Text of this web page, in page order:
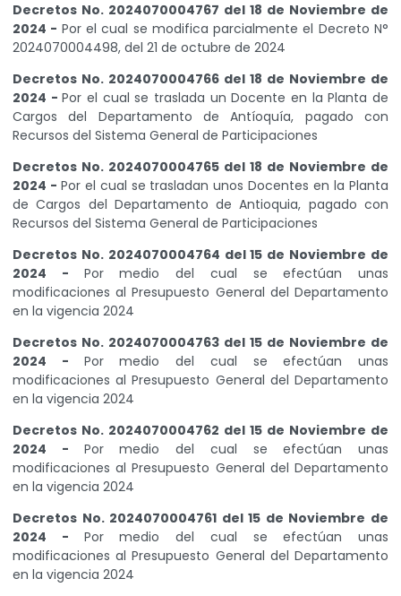
Decretos No. 2024070004767 del 18 de Noviembre de
2024 - Por el cual se modifica parcialmente el Decreto N°
2024070004498, del 21 de octubre de 2024
Decretos No. 2024070004766 del 18 de Noviembre de
2024 -Por el cual se traslada un Docente en la Planta de
Cargos del Departamento de Antíoquía, pagado con
Recursos del Sistema General de Participaciones
Decretos No. 2024070004765 del 18 de Noviembre de
2024 - Por el cual se trasladan unos Docentes en la Planta
de Cargos del Departamento de Antioquia, pagado con
Recursos del Sistema General de Participaciones
Decretos No. 2024070004764 del 15 de Noviembre de
2024 - Por medio del cual se efectúan unas
modificaciones al Presupuesto General del Departamento
en la vigencia 2024
Decretos No. 2024070004763 del 15 de Noviembre de
2024 - Por medio del cual se efectúan unas
modificaciones al Presupuesto General del Departamento
en la vigencia 2024
Decretos No. 2024070004762 del 15 de Noviembre de
2024 - Por medio del cual se efectúan unas
modificaciones al Presupuesto General del Departamento
en la vigencia 2024
Decretos No. 2024070004761 del 15 de Noviembre de
2024 - Por medio del cual se efectúan unas
modificaciones al Presupuesto General del Departamento
en la vigencia 2024